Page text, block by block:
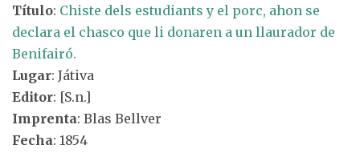
Título: Chiste dels estudiants y el porc, ahon se
declara el chasco que li donaren a un llaurador de
Benifairó.
Lugar: Játiva
Editor: [S.n.]
Imprenta: Blas Bellver
Fecha: 1854